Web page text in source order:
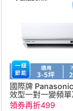
國際牌
效型一對一變頻單
領券再折499